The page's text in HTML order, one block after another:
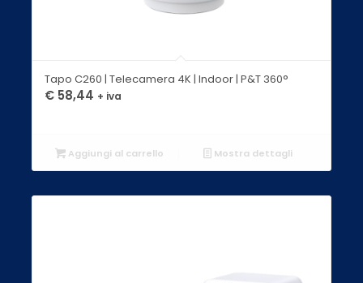
Tapo C260 | Telecamera 4K | Indoor | P&T 360°
€58,44 + iva
Aggiungi al carrello Mostra dettagli